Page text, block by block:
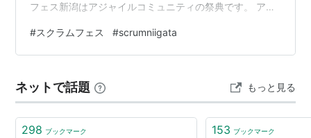
フェス新潟はアジャイルコミュニティの祭典です。 アジ
う。この祭典は初心者からエキスパートまで様々な参加
者が集い、学び、楽しむことができます。 また新潟の地
ニティを繋ぎ、活性化する「場」でもあります。 参加者
同士でアジャイルやテストのプラクティスについての
知…
#スクラムフェス #scrumniigata
ネットで話題 もっと見る
298 ブックマーク 153 ブックマーク